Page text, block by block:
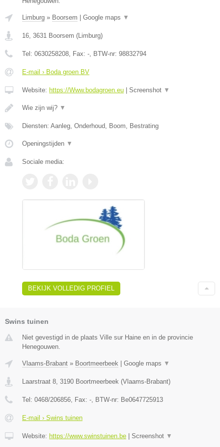
Limburg » Boorsem Google maps ▼
16, 3631 Boorsem (Limburg)
Tel: 0630258208, Fax: -, BTW-nr: 98832794
E-mail › Boda groen BV
Website: https://Www.bodagroen.eu Screenshot ▼
Wie zijn wij? ▼
Diensten: Aanleg, Onderhoud, Boom, Bestrating
Openingstijden ▼
Sociale media:
BEKIJK VOLLEDIG PROFIEL
Swins tuinen
Niet gevestigd in de plaats Ville sur Haine en in de provincie
Henegouwen.
Vlaams-Brabant » Boortmeerbeek Google maps ▼
Laarstraat 8, 3190 Boortmeerbeek (Vlaams-Brabant)
Tel: 0468/206856, Fax: -, BTW-nr: Be0647725913
E-mail › Swins tuinen
Website: https://www.swinstuinen.be Screenshot ▼